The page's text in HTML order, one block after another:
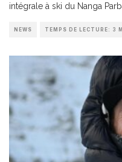
intégrale à ski du Nanga
NEWS TEMPS DE LECTURE: 3